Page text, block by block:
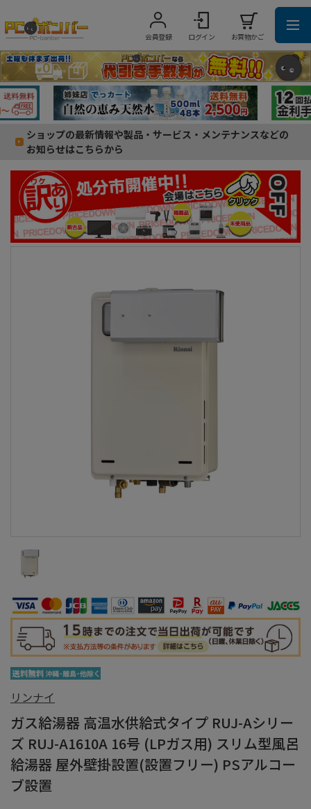
会員登録 ログイン お買物かご
ショップの最新情報や製品・サービス・メンテナンスなどの
お知らせはこちらから
リンナイ
ガス給湯器 高温水供給式タイプ RUJ-Aシリー
ズ RUJ-A1610A 16号 (LPガス用) スリム型風呂
給湯器 屋外壁掛設置(設置フリー) PSアルコー
ブ設置